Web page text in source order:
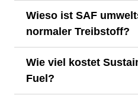
Wieso ist SAF
normaler Treibstoff?
Wie viel kostet
Fuel?